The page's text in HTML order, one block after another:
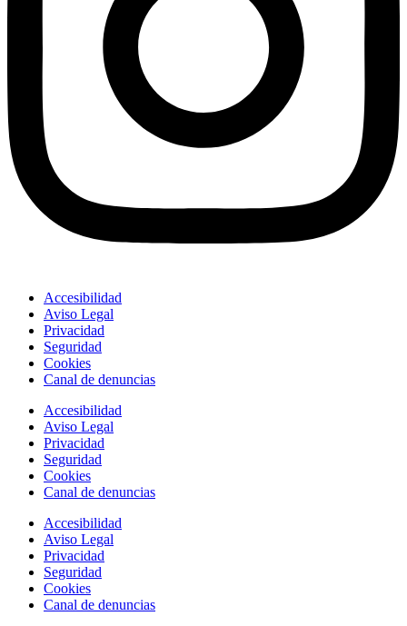
Accesibilidad
Aviso Legal
Privacidad
Seguridad
Cookies
Canal de denuncias
Accesibilidad
Aviso Legal
Privacidad
Seguridad
Cookies
Canal de denuncias
Accesibilidad
Aviso Legal
Privacidad
Seguridad
Cookies
Canal de denuncias